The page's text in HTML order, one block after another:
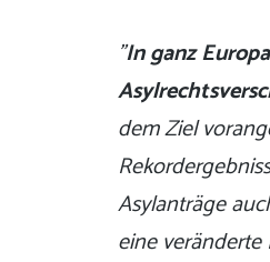
"In ganz
dem Ziel
Asylanträge
eine